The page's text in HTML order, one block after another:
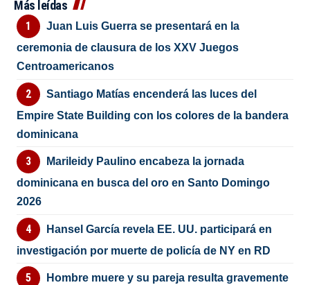
Más leídas
Juan Luis Guerra se presentará en la
ceremonia de clausura de los XXV Juegos
Centroamericanos
Santiago Matías encenderá las luces del
Empire State Building con los colores de la bandera
dominicana
Marileidy Paulino encabeza la jornada
dominicana en busca del oro en Santo Domingo
2026
Hansel García revela EE. UU. participará en
investigación por muerte de policía de NY en RD
Hombre muere y su pareja resulta gravemente